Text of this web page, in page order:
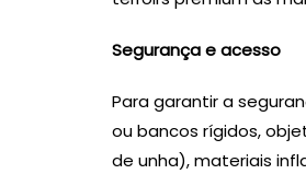
Segurança e acesso
Para garantir a
ou bancos rígidos,
de unha), materiais